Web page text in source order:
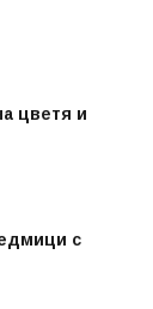
цветя и
с